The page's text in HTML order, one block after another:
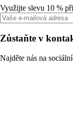
Využijte slevu 10 %
Zůstaňte v
Najděte nás na